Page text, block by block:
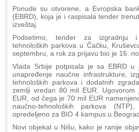
Ponude su otvorene, a Evropska
(EBRD), koja je i raspisala tender
izveštaj.
Podsetimo, tender za izgradnju i
tehnoloških parkova u Čačku,
septembru, a rok za prijavu bio je 16.
Vlada Srbije potpisala je sa EBRD u
unapređenje naučne infrastrukture,
tehnoloških parkova i dodatnih
zemlji vredan 80 mil EUR.
EUR, od čega je 70 mil EUR
naučno-tehnoloških parkova
opredeljeno za BIO 4 kampus u
Novi objekat u Nišu, kako je ranije